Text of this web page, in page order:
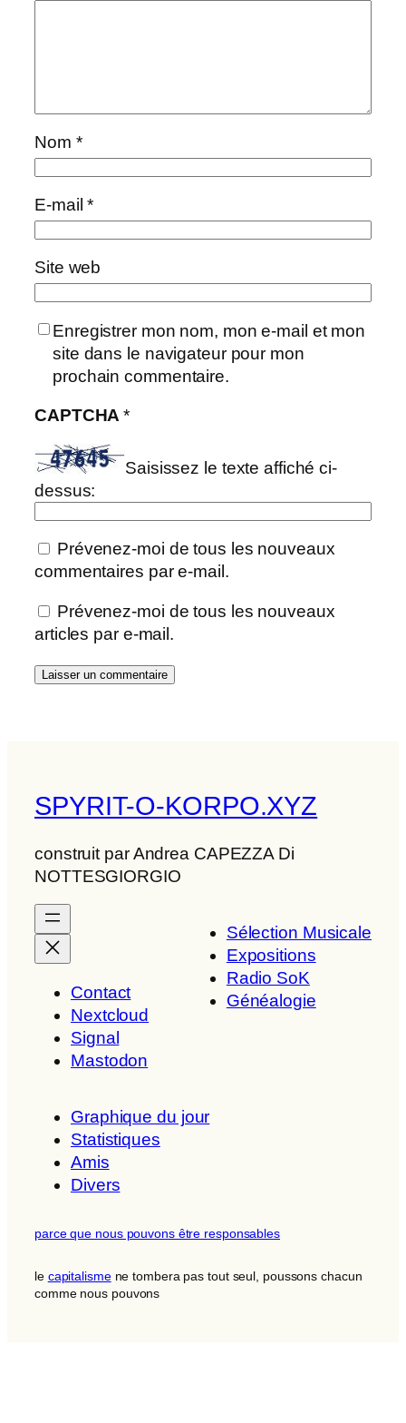
Nom *
E-mail*
Site web
Enregistrer mon nom, mon e-mail et mon
site dans le navigateur pour mon
prochain commentaire.
CAPTCHA*
Saisissez le texte affiché ci-
dessus:
Prévenez-moi de tous les nouveaux
commentaires par e-mail.
Prévenez-moi de tous les nouveaux
articles par e-mail.
SPYRIT-O-KORPO.XYZ
construit par Andrea CAPEZZA Di
NOTTESGIORGIO
Contact
Nextcloud
Signal
Mastodon
Sélection Musicale
Expositions
Radio SoK
Généalogie
Graphique du jour
Statistiques
Amis
Divers
parce que nous pouvons être responsables
le capitalismene tombera pas tout seul, poussons chacun
comme nous pouvons